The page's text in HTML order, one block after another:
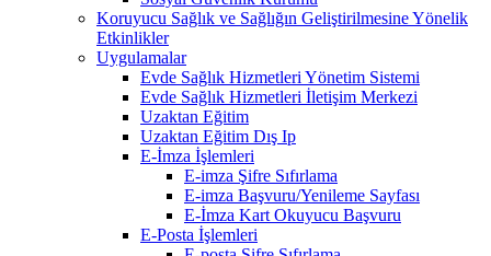
Koruyucu Sağlık ve Sağlığın Geliştirilmesine Yönelik
Etkinlikler
Uygulamalar
Evde Sağlık Hizmetleri Yönetim Sistemi
Evde Sağlık Hizmetleri İletişim Merkezi
Uzaktan Eğitim
Uzaktan Eğitim Dış Ip
E-İmza İşlemleri
E-imza Şifre Sıfırlama
E-imza Başvuru/Yenileme Sayfası
E-İmza Kart Okuyucu Başvuru
E-Posta İşlemleri